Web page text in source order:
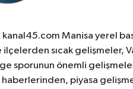
Manisa yerel
ilçelerden sıcak gelişmeler,
sporunun önemli
piyasa